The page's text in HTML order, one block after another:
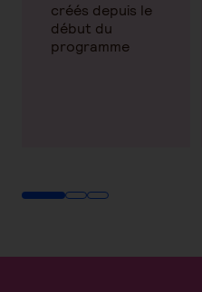
créés depuis le
début du
programme